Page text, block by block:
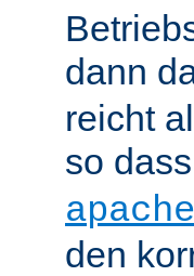
dann
reicht
so
den